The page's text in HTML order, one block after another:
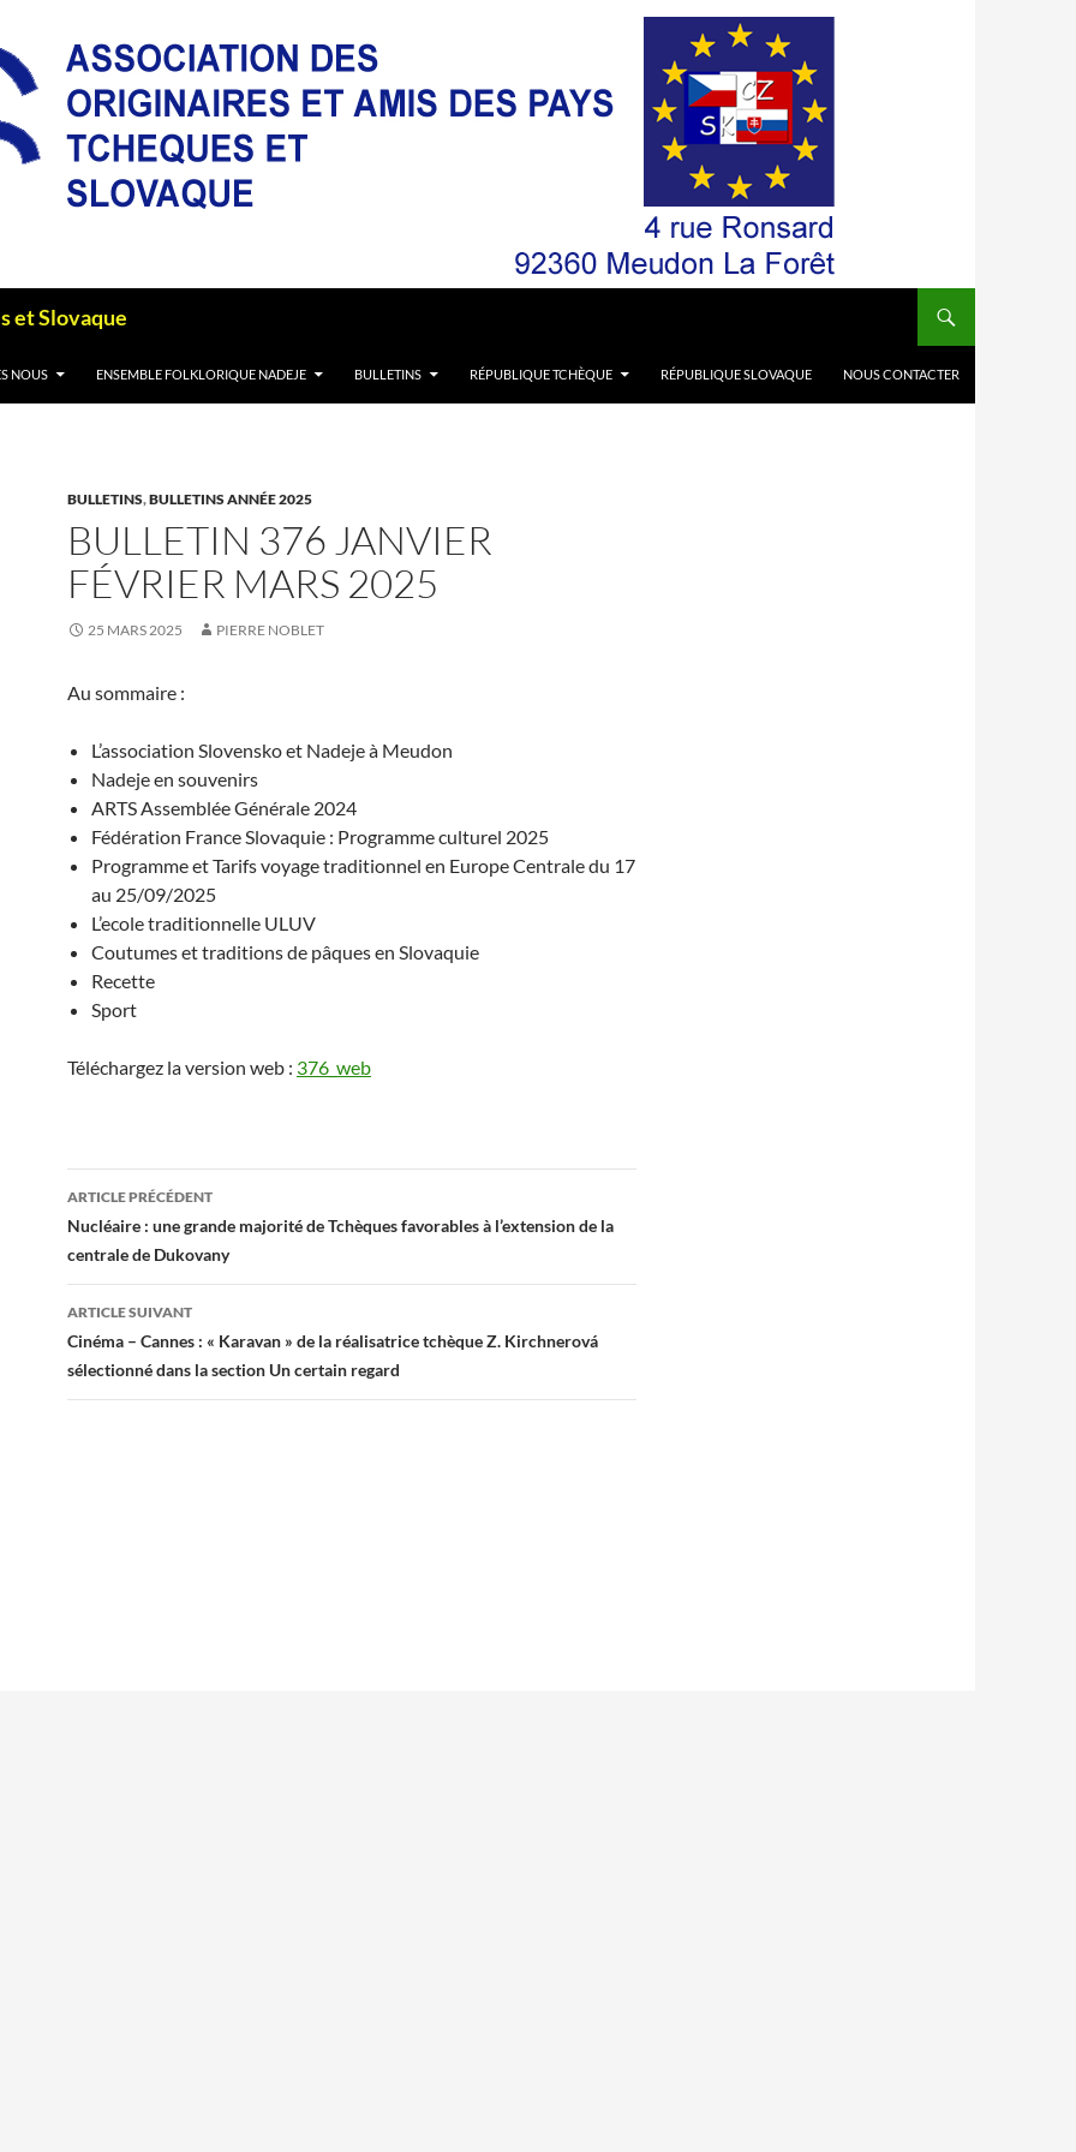
et Slovaque
NOUS ENSEMBLE FOLKLORIQUE NADEJE BULLETINS RÉPUBLIQUE TCHÈQUE RÉPUBLIQUE SLOVAQUE NOUS CONTACTER
BULLETINS,BULLETINS ANNÉE 2025
BULLETIN 376 JANVIER
FÉVRIER MARS 2025
25 MARS 2025 PIERRE NOBLET
Au sommaire :
L’association Slovensko et Nadeje à Meudon
Nadeje en souvenirs
ARTS Assemblée Générale 2024
Fédération France Slovaquie : Programme culturel 2025
Programme et Tarifs voyage traditionnel en Europe Centrale du 17
au 25/09/2025
L’ecole traditionnelle ULUV
Coutumes et traditions de pâques en Slovaquie
Recette
Sport
Téléchargez la version web : 376_web
Navigation
des
articles
ARTICLE PRÉCÉDENT
Nucléaire : une grande majorité de Tchèques favorables à l’extension de la
centrale de Dukovany
ARTICLE SUIVANT
Cinéma – Cannes : « Karavan » de la réalisatrice tchèque Z. Kirchnerová
sélectionné dans la section Un certain regard